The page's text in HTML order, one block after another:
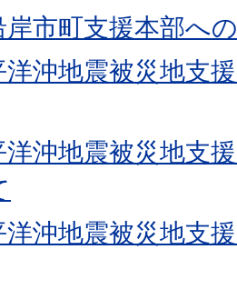
岸市町支援本部へ
洋沖地震被災地支
洋沖地震被災地支
洋沖地震被災地支